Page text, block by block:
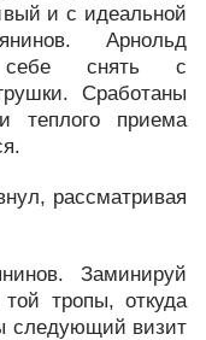
и с идеальной
Арнольд
себе снять с
Сработаны
теплого приема
рассматривая
Заминируй
тропы, откуда
следующий визит